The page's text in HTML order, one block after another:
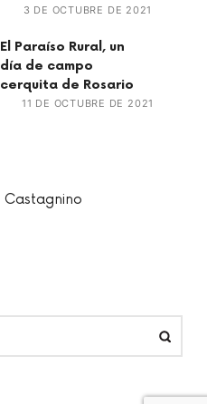
3 DE OCTUBRE DE 2021
El Paraíso Rural, un
día de campo
cerquita de Rosario
11 DE OCTUBRE DE 2021
Castagnino